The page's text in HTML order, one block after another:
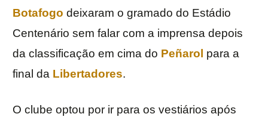
Botafogo deixaram o gramado do Estádio
Centenário sem falar com a imprensa depois
da classificação em cima do Peñarol para a
final da Libertadores.
O clube optou por ir para os vestiários após